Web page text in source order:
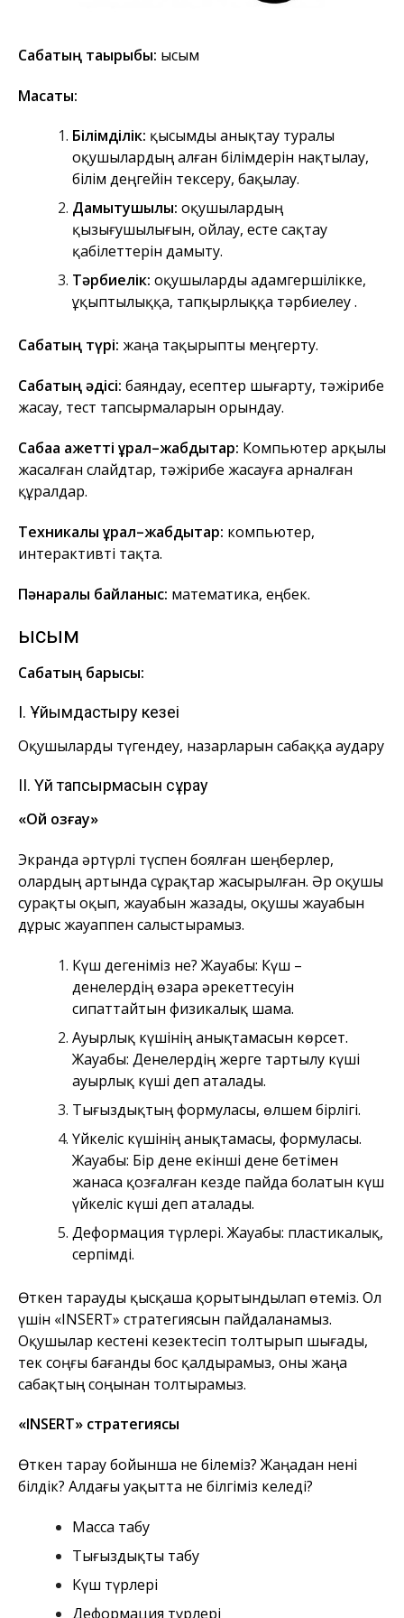
Сабақтың тақырыбы: Қысым
Мақсаты:
Білімділік: қысымды анықтау туралы
оқушылардың алған білімдерін нақтылау,
білім деңгейін тексеру, бақылау.
Дамытушылық: оқушылардың
қызығушылығын, ойлау, есте сақтау
қабілеттерін дамыту.
Тәрбиелік: оқушыларды адамгершілікке,
ұқыптылыққа, тапқырлыққа тәрбиелеу .
Сабақтың түрі: жаңа тақырыпты меңгерту.
Сабақтың әдісі: баяндау, есептер шығарту, тәжірибе
жасау, тест тапсырмаларын орындау.
Сабаққа қажетті құрал–жабдықтар: Компьютер арқылы
жасалған слайдтар, тәжірибе жасауға арналған
құралдар.
Техникалық құрал–жабдықтар: компьютер,
интерактивті тақта.
Пәнаралық байланыс: математика, еңбек.
Қысым
Сабақтың барысы:
I. Ұйымдастыру кезеңі
Оқушыларды түгендеу, назарларын сабаққа аудару
II. Үй тапсырмасын сұрау
«Ой қозғау»
Экранда әртүрлі түспен боялған шеңберлер,
олардың артында сұрақтар жасырылған. Әр оқушы
сурақты оқып, жауабын жазады, оқушы жауабын
дұрыс жауаппен салыстырамыз.
Күш дегеніміз не? Жауабы: Күш –
денелердің өзара әрекеттесуін
сипаттайтын физикалық шама.
Ауырлық күшінің анықтамасын көрсет.
Жауабы: Денелердің жерге тартылу күші
ауырлық күші деп аталады.
Тығыздықтың формуласы, өлшем бірлігі.
Үйкеліс күшінің анықтамасы, формуласы.
Жауабы: Бір дене екінші дене бетімен
жанаса қозғалған кезде пайда болатын күш
үйкеліс күші деп аталады.
Деформация түрлері. Жауабы: пластикалық,
серпімді.
Өткен тарауды қысқаша қорытындылап өтеміз. Ол
үшін «INSERT» стратегиясын пайдаланамыз.
Оқушылар кестені кезектесіп толтырып шығады,
тек соңғы бағанды бос қалдырамыз, оны жаңа
сабақтың соңынан толтырамыз.
«INSERT» стратегиясы
Өткен тарау бойынша не білеміз? Жаңадан нені
білдік? Алдағы уақытта не білгіміз келеді?
Масса табу
Тығыздықты табу
Күш түрлері
Деформация түрлері